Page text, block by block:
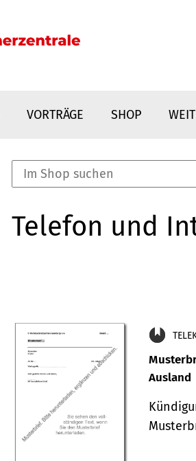
VORTRÄGE SHOP
Telefon und
Ausland